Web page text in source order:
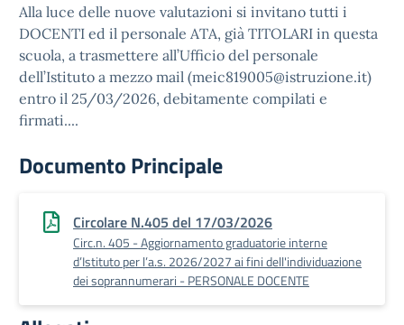
Alla luce delle nuove valutazioni si invitano tutti i
DOCENTI ed il personale ATA, già TITOLARI in questa
scuola, a trasmettere all’Ufficio del personale
dell’Istituto a mezzo mail (meic819005@istruzione.it)
entro il 25/03/2026, debitamente compilati e
firmati....
Documento Principale
Circolare N.405 del 17/03/2026
Circ.n. 405 - Aggiornamento graduatorie interne
d’Istituto per l’a.s. 2026/2027 ai fini dell'individuazione
dei soprannumerari - PERSONALE DOCENTE